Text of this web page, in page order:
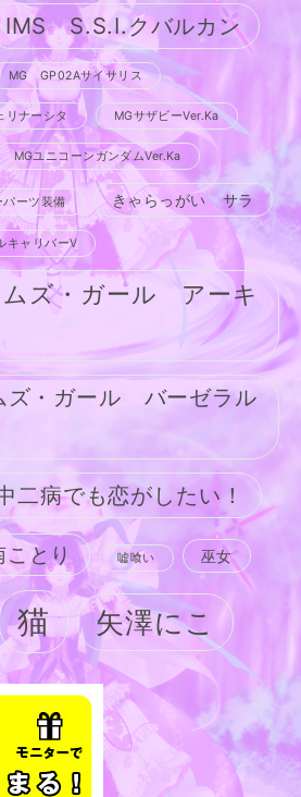
IMS S.S.I.クバルカン
MG GP02Aサイサリス
ナーシタ MGサザビーVer.Ka
MGユニコーンガンダムVer.Ka
ーツ装備 きゃらっがい サラ
キャリバーV
ムズ・ガール アーキ
ズ・ガール バーゼラル
二病でも恋がしたい！
ことり 嘘喰い 巫女
猫 矢澤にこ